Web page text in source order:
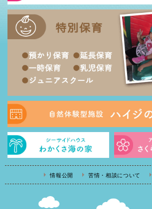
情報公開 苦情・相談について